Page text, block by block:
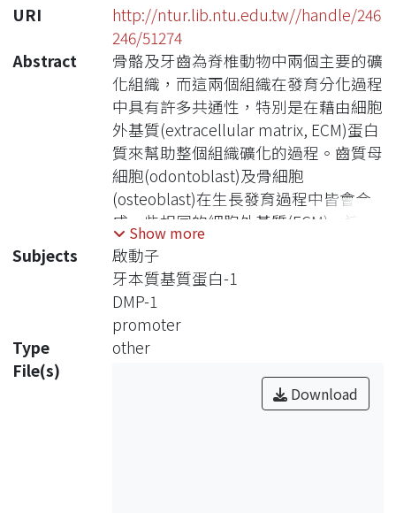
URI
http://ntur.lib.ntu.edu.tw//handle/246
246/51274
Abstract
骨骼及牙齒為脊椎動物中兩個主要的礦
化組織，而這兩個組織在發育分化過程
中具有許多共通性，特別是在藉由細胞
外基質(extracellular matrix, ECM)蛋白
質來幫助整個組織礦化的過程。齒質母
細胞(odontoblast)及骨細胞
(osteoblast)在生長發育過程中皆會合
成一些相同的細胞外基質(ECM)，這些
包括了兩大類的蛋白質：分別為膠原性
蛋白(collagenous protein)及非膠原性
蛋白(non-collagenous protein)。一般
認為組織礦化的過程，乃是起於膠原蛋
白形成網狀結構，而這些非膠原性細胞
外基質蛋白會先磷化，繼而與鈣離子及
磷酸結合，而形成結晶的核心，幫助羥
基磷灰石(hydroxyapatite,
Show more
Subjects
啟動子
牙本質基質蛋白-1
DMP-1
promoter
Type
other
File(s)
Download